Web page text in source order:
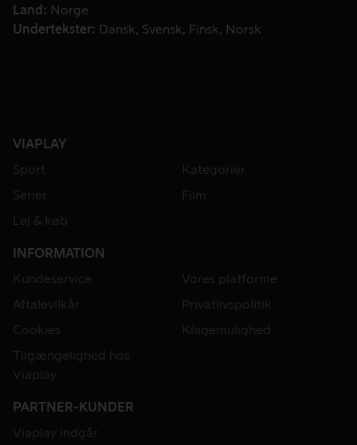
Land
Norge
Undertekster
Dansk Svensk Finsk Norsk
VIAPLAY
Sport
Kategorier
Serier
Film
Lej & køb
INFORMATION
Kundeservice
Vores platforme
Aftalevilkår
Privatlivspolitik
Cookies
Klagemulighed
Tilgængelighed hos
Viaplay
PARTNER-KUNDER
Viaplay indgår